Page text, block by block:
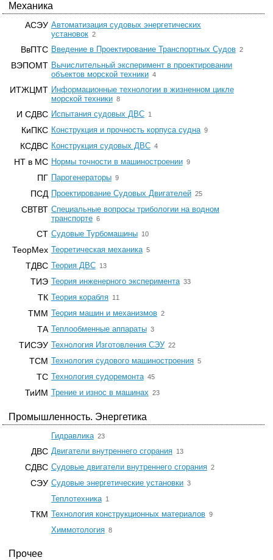
Механика
АСЭУ Автоматизация судовых энергетических
установок 2
ВвПТС Введение в Проектирование Транспортных Судов 2
ВЭПОМТ Вычислительный эксперимент в проектировании
объектов морской техники 4
ИТЖЦМТ Информационные технологии в жизненном цикле
морской техники 8
И СДВС Испытания судовых ДВС 1
КиПКС Конструкция и прочность корпуса судна 9
КСДВС Конструкция судовых ДВС 4
НТ в МС Нормы точности в машиностроении 9
ПГ Парогенераторы 9
ПСД Проектирование Судовых Двигателей 25
СВТВТ Специальные вопросы трибологии на водном
транспорте 6
СТ Судовые Турбомашины 10
ТеорМех Теоретическая механика 5
ТДВС Теория ДВС 13
ТИЭ Теория инженерного эксперимента 33
ТК Теория корабля 11
ТММ Теория машин и механизмов 2
ТА Теплообменные аппараты 3
ТИСЭУ Технология Изготовления СЭУ 22
ТСМ Технология судового машиностроения 5
ТС Технология судоремонта 45
ТиИМ Трение и износ в машинах 23
Промышленность. Энергетика
Гидравлика 23
ДВС Двигатели внутреннего сгорания 13
СДВС Судовые двигатели внутреннего сгорания 2
СЭУ Судовые энергетические установки 3
Теплотехника 1
ТКМ Технология конструкционных материалов 9
Химмотология 8
Прочее